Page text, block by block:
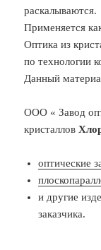
раскалываются.
Применяется
Оптика из
по технологии
Данный
ООО « Завод
кристаллов
оптические
и другие
заказчика.